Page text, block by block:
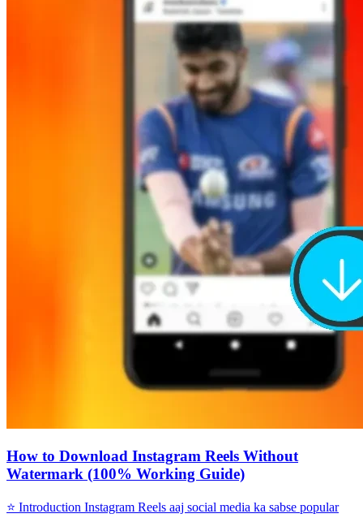
How to Download Instagram Reels Without
Watermark (100% Working Guide)
⭐ Introduction Instagram Reels aaj social media ka sabse popular